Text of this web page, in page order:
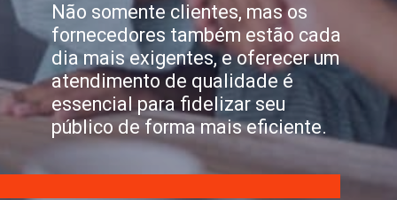
Não somente clientes, mas os
fornecedores também estão cada
dia mais exigentes, e oferecer um
atendimento de qualidade é
essencial para fidelizar seu
público de forma mais eficiente.